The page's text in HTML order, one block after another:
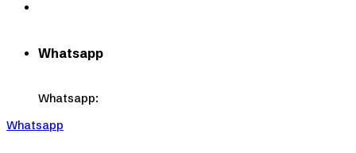
Whatsapp
Whatsapp:
Whatsapp